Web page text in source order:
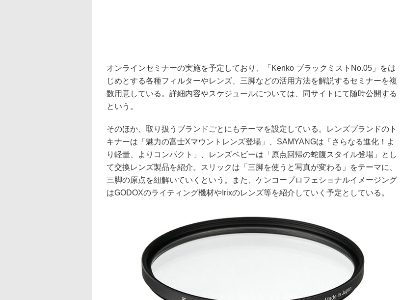
オンラインセミナーの実施を予定しており、「Kenko ブラックミストNo.05」をは
じめとする各種フィルターやレンズ、三脚などの活用方法を解説するセミナーを複
数用意している。詳細内容やスケジュールについては、同サイトにて随時公開する
という。
そのほか、取り扱うブランドごとにもテーマを設定している。レンズブランドのト
キナーは「魅力の富士Xマウントレンズ登場」、SAMYANGは「さらなる進化！よ
り軽量、よりコンパクト」、レンズベビーは「原点回帰の蛇腹スタイル登場」とし
て交換レンズ製品を紹介。スリックは「三脚を使うと写真が変わる」をテーマに、
三脚の原点を紐解いていくという。また、ケンコープロフェショナルイメージング
はGODOXのライティング機材やIrixのレンズ等を紹介していく予定としている。